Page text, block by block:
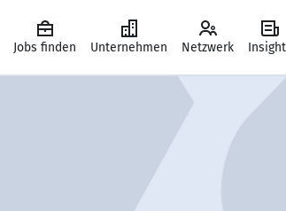
Jobs finden Unternehmen Netzwerk